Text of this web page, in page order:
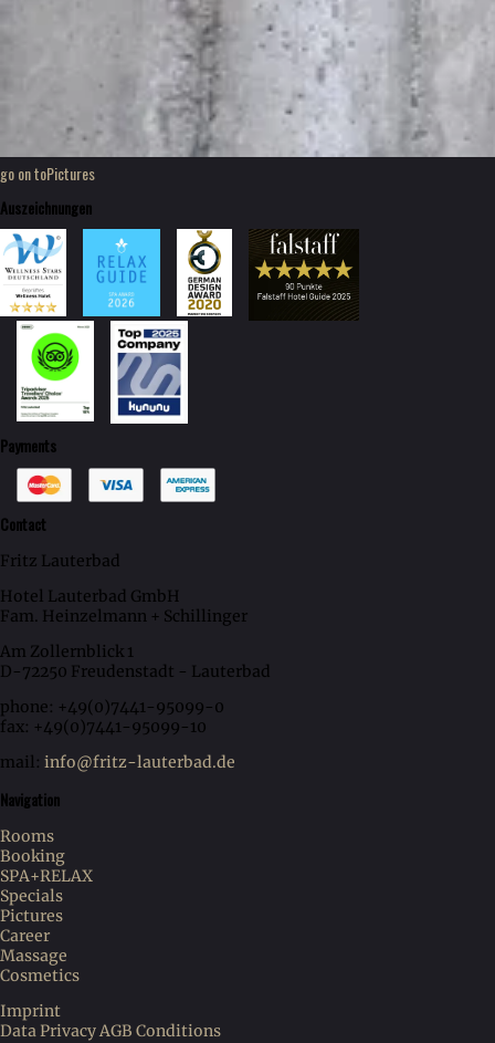
go on toPictures
Auszeichnungen
Payments
Contact
Fritz Lauterbad
Hotel Lauterbad GmbH
Fam. Heinzelmann + Schillinger
Am Zollernblick 1
D-72250 Freudenstadt - Lauterbad
phone: +49(0)7441-95099-0
fax: +49(0)7441-95099-10
mail: info@fritz-lauterbad.de
Navigation
Rooms
Booking
SPA+RELAX
Specials
Pictures
Career
Massage
Cosmetics
Imprint
Data PrivacyAGB Conditions